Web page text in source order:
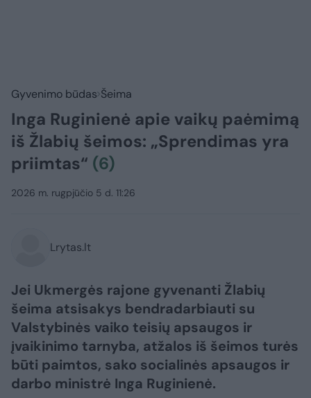
Gyvenimo būdas Šeima
Inga Ruginienė apie vaikų paėmimą
iš Žlabių šeimos: „Sprendimas yra
priimtas“ (6)
2026 m. rugpjūčio 5 d. 11:26
Lrytas.lt
Jei Ukmergės rajone gyvenanti Žlabių
šeima atsisakys bendradarbiauti su
Valstybinės vaiko teisių apsaugos ir
įvaikinimo tarnyba, atžalos iš šeimos turės
būti paimtos, sako socialinės apsaugos ir
darbo ministrė Inga Ruginienė.